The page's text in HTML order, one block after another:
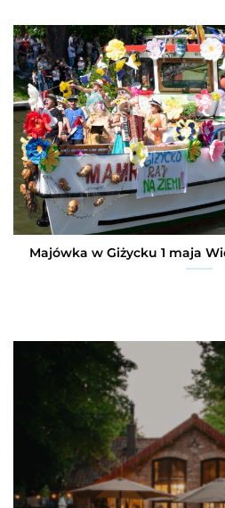
Majówka w Giżycku 1 maja